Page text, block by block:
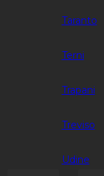
Taranto
Terni
Trapani
Treviso
Udine